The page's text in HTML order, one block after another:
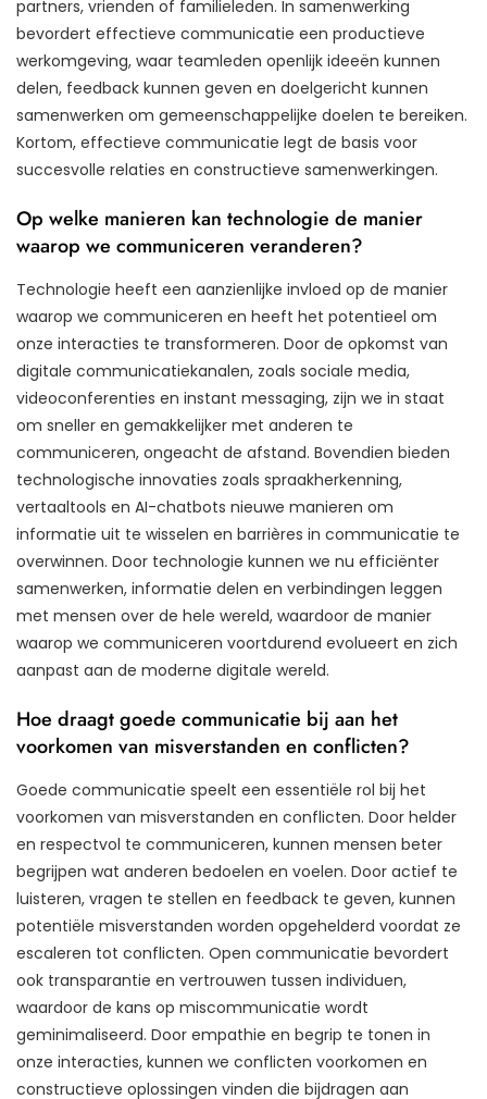
partners, vrienden of familieleden. In samenwerking
bevordert effectieve communicatie een productieve
werkomgeving, waar teamleden openlijk ideeën kunnen
delen, feedback kunnen geven en doelgericht kunnen
samenwerken om gemeenschappelijke doelen te bereiken.
Kortom, effectieve communicatie legt de basis voor
succesvolle relaties en constructieve samenwerkingen.
Op welke manieren kan technologie de manier
waarop we communiceren veranderen?
Technologie heeft een aanzienlijke invloed op de manier
waarop we communiceren en heeft het potentieel om
onze interacties te transformeren. Door de opkomst van
digitale communicatiekanalen, zoals sociale media,
videoconferenties en instant messaging, zijn we in staat
om sneller en gemakkelijker met anderen te
communiceren, ongeacht de afstand. Bovendien bieden
technologische innovaties zoals spraakherkenning,
vertaaltools en AI-chatbots nieuwe manieren om
informatie uit te wisselen en barrières in communicatie te
overwinnen. Door technologie kunnen we nu efficiënter
samenwerken, informatie delen en verbindingen leggen
met mensen over de hele wereld, waardoor de manier
waarop we communiceren voortdurend evolueert en zich
aanpast aan de moderne digitale wereld.
Hoe draagt goede communicatie bij aan het
voorkomen van misverstanden en conflicten?
Goede communicatie speelt een essentiële rol bij het
voorkomen van misverstanden en conflicten. Door helder
en respectvol te communiceren, kunnen mensen beter
begrijpen wat anderen bedoelen en voelen. Door actief te
luisteren, vragen te stellen en feedback te geven, kunnen
potentiële misverstanden worden opgehelderd voordat ze
escaleren tot conflicten. Open communicatie bevordert
ook transparantie en vertrouwen tussen individuen,
waardoor de kans op miscommunicatie wordt
geminimaliseerd. Door empathie en begrip te tonen in
onze interacties, kunnen we conflicten voorkomen en
constructieve oplossingen vinden die bijdragen aan